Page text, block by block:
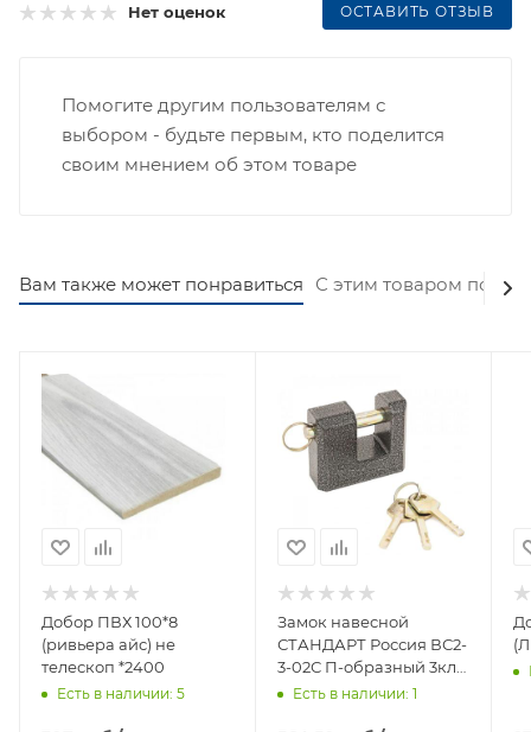
Нет оценок ОСТАВИТЬ ОТЗЫВ
Помогите другим пользователям с
выбором - будьте первым, кто поделится
своим мнением об этом товаре
Вам также может понравиться С этим товаром
Добор ПВХ 100*8
(ривьера айс) не
телескоп *2400
Есть в наличии: 5
Замок навесной
СТАНДАРТ Россия ВС2-
3-02С П-образный 3кл
d 11мм
Есть в наличии: 1